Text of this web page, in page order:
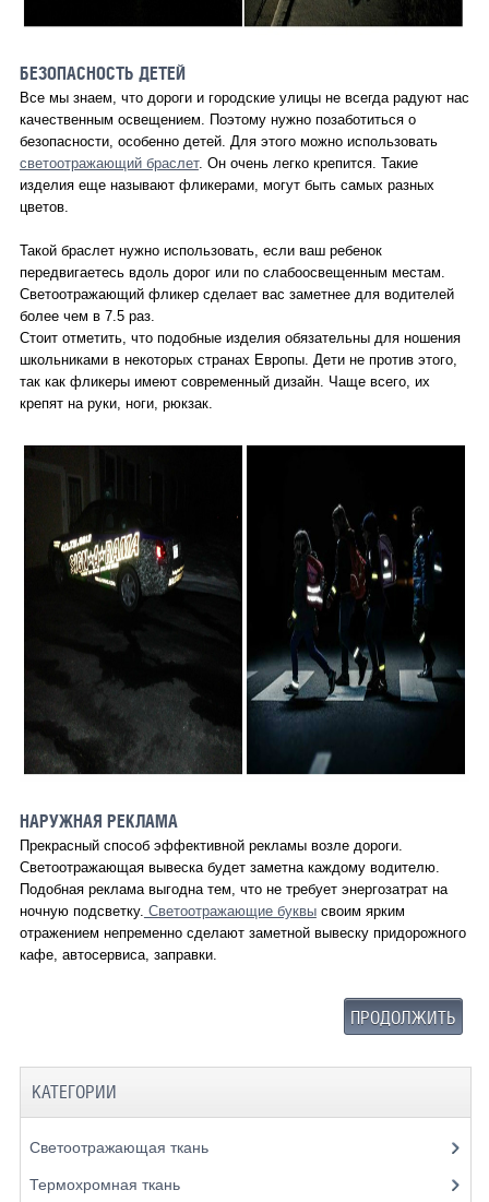
БЕЗОПАСНОСТЬ ДЕТЕЙ
Все мы знаем, что дороги и городские улицы не всегда радуют нас
качественным освещением. Поэтому нужно позаботиться о
безопасности, особенно детей. Для этого можно использовать
светоотражающий браслет. Он очень легко крепится. Такие
изделия еще называют фликерами, могут быть самых разных
цветов.
Такой браслет нужно использовать, если ваш ребенок
передвигаетесь вдоль дорог или по слабоосвещенным местам.
Светоотражающий фликер сделает вас заметнее для водителей
более чем в 7.5 раз.
Стоит отметить, что подобные изделия обязательны для ношения
школьниками в некоторых странах Европы. Дети не против этого,
так как фликеры имеют современный дизайн. Чаще всего, их
крепят на руки, ноги, рюкзак.
НАРУЖНАЯ РЕКЛАМА
Прекрасный способ эффективной рекламы возле дороги.
Светоотражающая вывеска будет заметна каждому водителю.
Подобная реклама выгодна тем, что не требует энергозатрат на
ночную подсветку. Светоотражающие буквысвоим ярким
отражением непременно сделают заметной вывеску придорожного
кафе, автосервиса, заправки.
ПРОДОЛЖИТЬ
КАТЕГОРИИ
Светоотражающая ткань
Термохромная ткань